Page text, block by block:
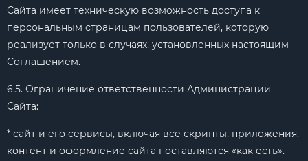
Сайта имеет техническую возможность доступа к
персональным страницам пользователей, которую
реализует только в случаях, установленных настоящим
Соглашением.
6.5. Ограничение ответственности Администрации
Сайта:
* сайт и его сервисы, включая все скрипты, приложения,
контент и оформление сайта поставляются «как есть».